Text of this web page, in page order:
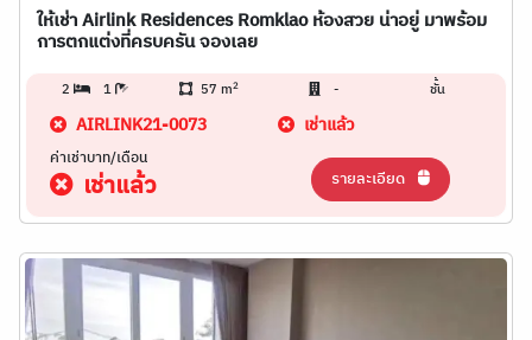
ให้เช่า Airlink Residences Romklao ห้องสวย น่าอยู่ มาพร้อม
การตกแต่งที่ครบครัน จองเลย
2 1 57 m2 - ชั้น
AIRLINK21-0073 เช่าแล้ว
ค่าเช่าบาท/เดือน
เช่าแล้ว รายละเอียด